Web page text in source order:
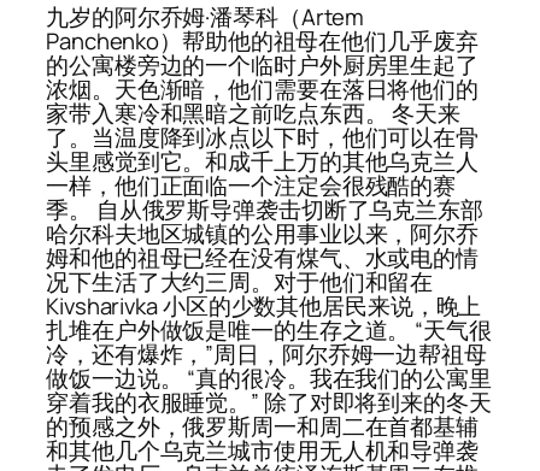
九岁的阿尔乔姆·潘琴科（Artem
Panchenko）帮助他的祖母在他们几乎废弃
的公寓楼旁边的一个临时户外厨房里生起了
浓烟。天色渐暗，他们需要在落日将他们的
家带入寒冷和黑暗之前吃点东西。 冬天来
了。当温度降到冰点以下时，他们可以在骨
头里感觉到它。和成千上万的其他乌克兰人
一样，他们正面临一个注定会很残酷的赛
季。 自从俄罗斯导弹袭击切断了乌克兰东部
哈尔科夫地区城镇的公用事业以来，阿尔乔
姆和他的祖母已经在没有煤气、水或电的情
况下生活了大约三周。对于他们和留在
Kivsharivka 小区的少数其他居民来说，晚上
扎堆在户外做饭是唯一的生存之道。 “天气很
冷，还有爆炸，”周日，阿尔乔姆一边帮祖母
做饭一边说。 “真的很冷。我在我们的公寓里
穿着我的衣服睡觉。” 除了对即将到来的冬天
的预感之外，俄罗斯周一和周二在首都基辅
和其他几个乌克兰城市使用无人机和导弹袭